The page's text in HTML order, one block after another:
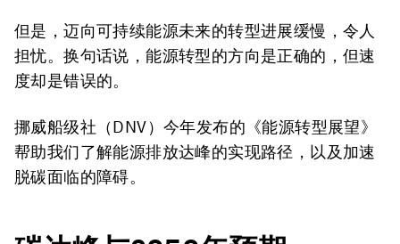
但是，迈向可持续能源未来的转型进展缓慢，令人
担忧。换句话说，能源转型的方向是正确的，但速
度却是错误的。
挪威船级社（DNV）今年发布的《能源转型展望》
帮助我们了解能源排放达峰的实现路径，以及加速
脱碳面临的障碍。